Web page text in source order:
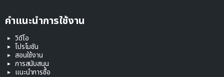
คำแนะนำการใช้งาน
วิดีโอ
โปรโมชัน
สอนใช้งาน
การสนับสนุน
แนะนำการซื้อ